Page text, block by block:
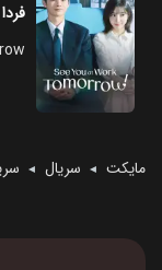
مایکت ◄ سریال ◄